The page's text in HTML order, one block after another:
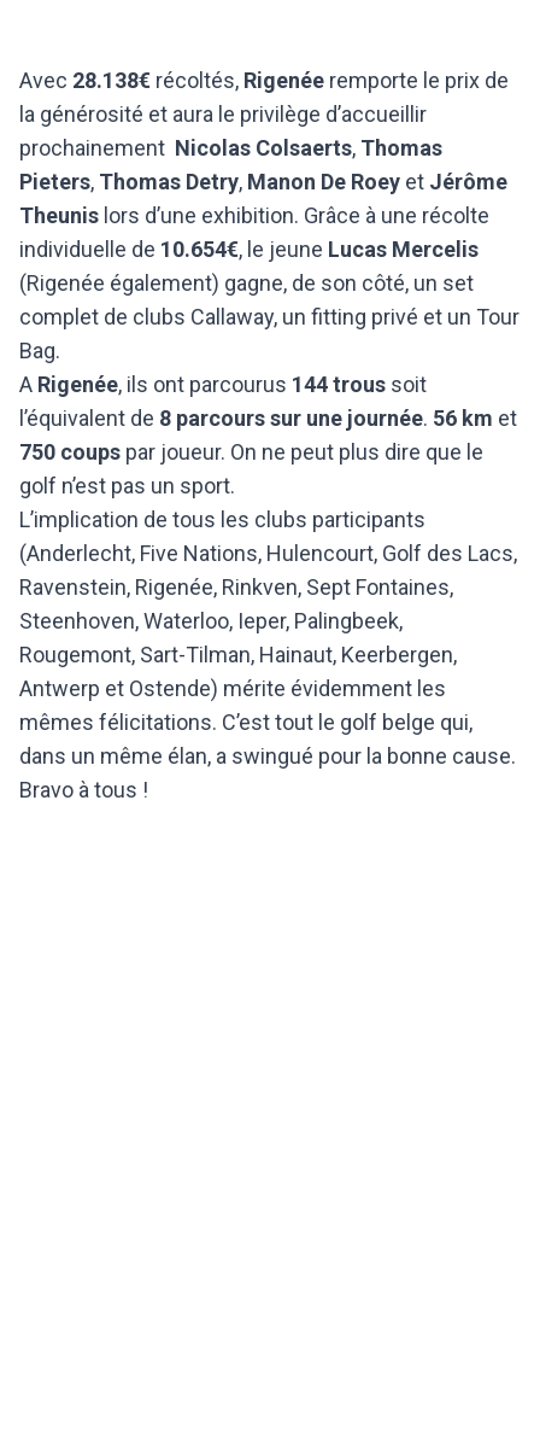
Avec 28.138€ récoltés, Rigenée remporte le prix de
la générosité et aura le privilège d’accueillir
prochainement Nicolas Colsaerts, Thomas
Pieters, Thomas Detry, Manon De Roey et Jérôme
Theunis lors d’une exhibition. Grâce à une récolte
individuelle de 10.654€, le jeune Lucas Mercelis
(Rigenée également) gagne, de son côté, un set
complet de clubs Callaway, un fitting privé et un Tour
Bag.
A Rigenée, ils ont parcourus 144 trous soit
l’équivalent de 8 parcours sur une journée. 56 km et
750 coups par joueur. On ne peut plus dire que le
golf n’est pas un sport.
L’implication de tous les clubs participants
(Anderlecht, Five Nations, Hulencourt, Golf des Lacs,
Ravenstein, Rigenée, Rinkven, Sept Fontaines,
Steenhoven, Waterloo, Ieper, Palingbeek,
Rougemont, Sart-Tilman, Hainaut, Keerbergen,
Antwerp et Ostende) mérite évidemment les
mêmes félicitations. C’est tout le golf belge qui,
dans un même élan, a swingué pour la bonne cause.
Bravo à tous !